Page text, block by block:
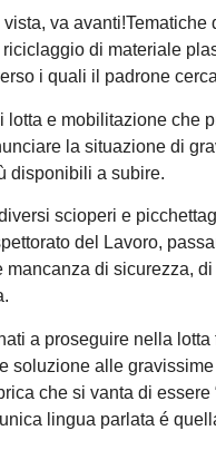
vista, va
di materiale
i quali il padrone
e mobilitazione che
la situazione di
disponibili a subire.
scioperi e
del Lavoro,
di sicurezza,
a proseguire nella
soluzione alle
che si vanta di
lingua parlata é